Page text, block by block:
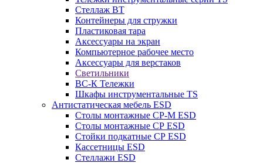
Стеллаж ВТ
Контейнеры для стружки
Пластиковая тара
Аксессуары на экран
Компьютерное рабочее место
Аксессуары для верстаков
Светильники
ВС-К Тележки
Шкафы инструментальные TS
Антистатическая мебель ESD
Столы монтажные СР-М ESD
Столы монтажные СР ESD
Стойки подкатные СР ESD
Кассетницы ESD
Стеллажи ESD